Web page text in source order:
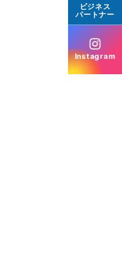
ビジネス
パートナー
Instagram